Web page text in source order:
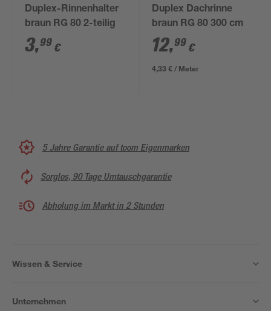
Duplex-Rinnenhalter
braun RG 80 2-teilig
3,99 €
Duplex Dachrinne
braun RG 80 300 cm
12,99 €
4,33 € / Meter
5 Jahre Garantie auf toom Eigenmarken
Sorglos, 90 Tage Umtauschgarantie
Abholung im Markt in 2 Stunden
Wissen & Service
Unternehmen